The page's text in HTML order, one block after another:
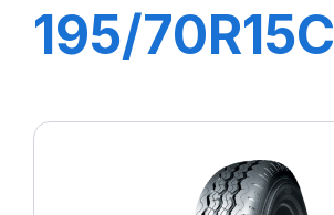
195/70R15C